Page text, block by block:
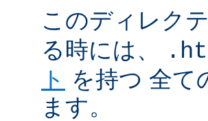
このディレク
る時には、
ト を持つ 全て
ます。